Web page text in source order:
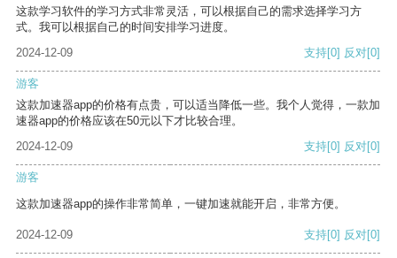
这款学习软件的学习方式非常灵活，可以根据自己的需求选择学习方
式。我可以根据自己的时间安排学习进度。
2024-12-09
支持[0] 反对[0]
游客
这款加速器app的价格有点贵，可以适当降低一些。我个人觉得，一款加
速器app的价格应该在50元以下才比较合理。
2024-12-09
支持[0] 反对[0]
游客
这款加速器app的操作非常简单，一键加速就能开启，非常方便。
2024-12-09 支持[0] 反对[0]